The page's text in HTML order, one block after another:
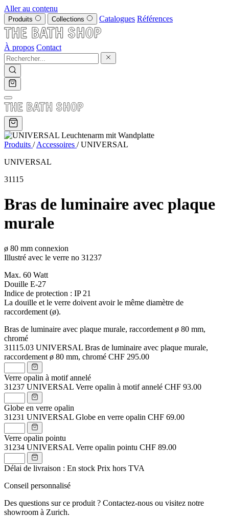
Aller au contenu
Produits Collections Catalogues Références
À propos Contact
Produits / Accessoires / UNIVERSAL
UNIVERSAL
31115
Bras de luminaire avec plaque
murale
ø 80 mm connexion
Illustré avec le verre no 31237
Max. 60 Watt
Douille E-27
Indice de protection : IP 21
La douille et le verre doivent avoir le même diamètre de
raccordement (ø).
Bras de luminaire avec plaque murale, raccordement ø 80 mm,
chromé
31115.03 UNIVERSAL Bras de luminaire avec plaque murale,
raccordement ø 80 mm, chromé CHF 295.00
Verre opalin à motif annelé
31237 UNIVERSAL Verre opalin à motif annelé CHF 93.00
Globe en verre opalin
31231 UNIVERSAL Globe en verre opalin CHF 69.00
Verre opalin pointu
31234 UNIVERSAL Verre opalin pointu CHF 89.00
Délai de livraison : En stock Prix hors TVA
Conseil personnalisé
Des questions sur ce produit ? Contactez-nous ou visitez notre
showroom à Zurich.